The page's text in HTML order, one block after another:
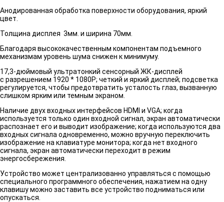
Анодированная обработка поверхности оборудования, яркий
цвет.
Толщина дисплея 3мм. и ширина 70мм.
Благодаря высококачественным компонентам подъемного
механизмам уровень шума снижен к минимуму.
17,3-дюймовый ультратонкий сенсорный ЖК-дисплей
с разрешением 1920 * 1080P; четкий и яркий дисплей; подсветка
регулируется, чтобы предотвратить усталость глаз, вызванную
слишком ярким или темным экраном.
Наличие двух входных интерфейсов HDMI и VGA; когда
используется только один входной сигнал, экран автоматически
распознает его и выводит изображение; когда используются два
входных сигнала одновременно, можно вручную переключить
изображение на клавиатуре монитора; когда нет входного
сигнала, экран автоматически переходит в режим
энергосбережения.
Устройство может централизованно управляться с помощью
специального программного обеспечения, нажатием на одну
клавишу можно заставить все устройство подниматься или
опускаться.